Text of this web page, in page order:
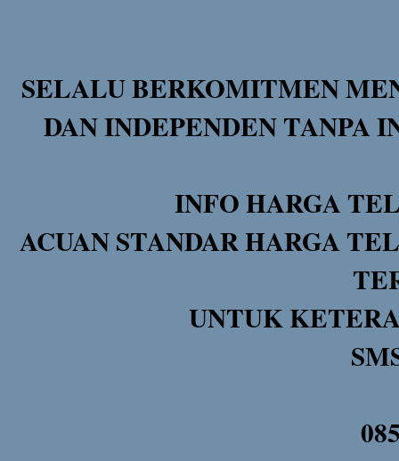
SELALU BERKOMITMEN
DAN INDEPENDEN TANPA
INFO HARGA
ACUAN STANDAR HARGA
UNTUK